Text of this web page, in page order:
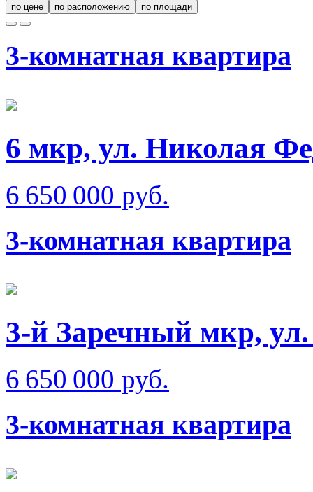
по цене по расположению по площади
3-комнатная квартира
6 мкр, ул. Николая
6 650 000 руб.
3-комнатная квартира
3-й Заречный мкр, ул.
6 650 000 руб.
3-комнатная квартира